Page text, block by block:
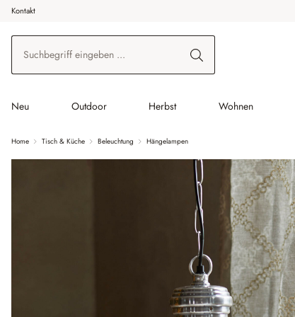
Hauptinhalt springen
Zur Suche springen
Zur Hauptnavigation springen
Kontakt
Neu Outdoor Herbst Wohnen
Home Tisch & Küche Beleuchtung Hängelampen